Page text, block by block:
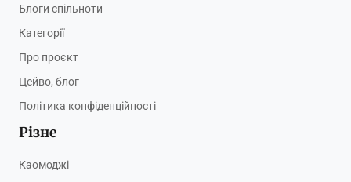
Блоги спільноти
Категорії
Про проєкт
Цейво, блог
Політика конфіденційності
Різне
Каомоджі